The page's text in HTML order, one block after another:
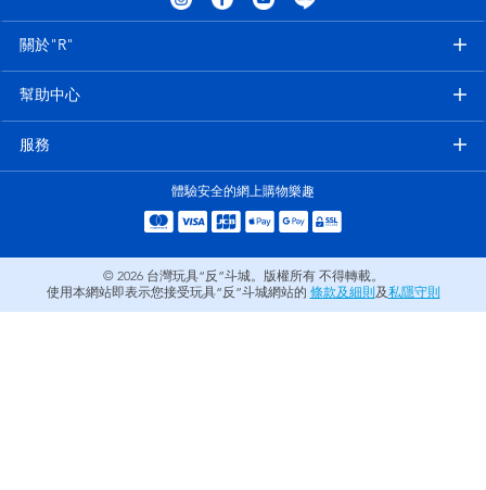
遊戲及拼圖系列
戶外及運動用品
派對用品
Barbie芭比
NERF熱火
關於"R"
幫助中心
服務
體驗安全的網上購物樂趣
© 2026 台灣玩具“反”斗城。版權所有 不得轉載。
使用本網站即表示您接受玩具“反”斗城網站的 條款及細則 及私隱守則